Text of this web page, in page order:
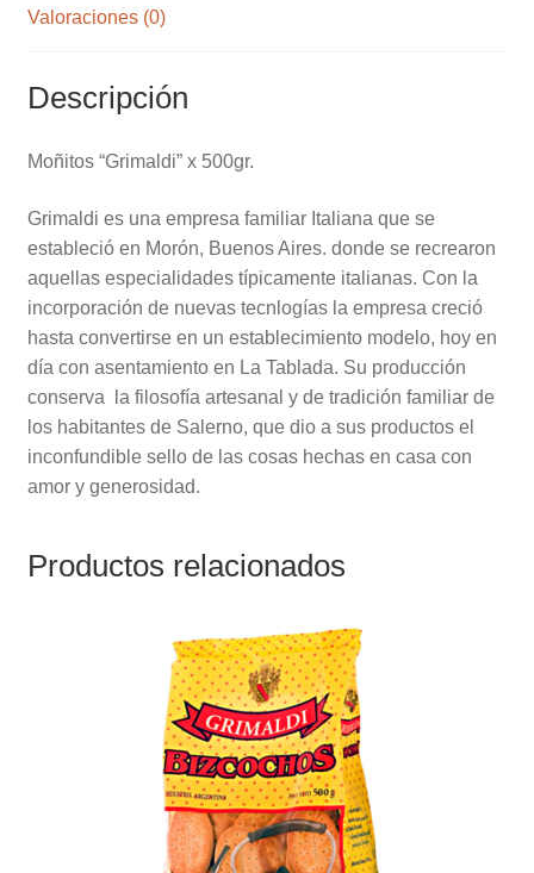
Valoraciones (0)
Descripción
Moñitos “Grimaldi” x 500gr.
Grimaldi es una empresa familiar Italiana que se
estableció en Morón, Buenos Aires. donde se recrearon
aquellas especialidades típicamente italianas. Con la
incorporación de nuevas tecnlogías la empresa creció
hasta convertirse en un establecimiento modelo, hoy en
día con asentamiento en La Tablada. Su producción
conserva la filosofía artesanal y de tradición familiar de
los habitantes de Salerno, que dio a sus productos el
inconfundible sello de las cosas hechas en casa con
amor y generosidad.
Productos relacionados